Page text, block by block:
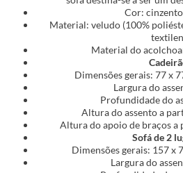
Cor:
Material: veludo (100%
Material do
Dimensões gerais: 77 x
Largura do
Profundidade do
Altura do assento a
Altura do apoio de braços a
Sofá de 2
Dimensões gerais: 157 x
Largura do